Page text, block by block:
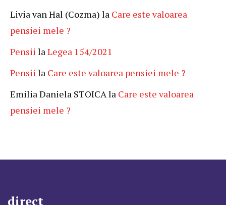
Livia van Hal (Cozma) la Care este valoarea
pensiei mele ?
Pensii laLegea 154/2021
Pensii la Care este valoarea pensiei mele ?
Emilia Daniela STOICAla Care este valoarea
pensiei mele ?
direct